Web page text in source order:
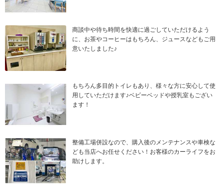
商談中や待ち時間を快適に過ごしていただけるよう
に、お茶やコーヒーはもちろん、ジュースなどもご用
意いたしました♪
もちろん多目的トイレもあり、様々な方に安心して使
用していただけます♪ベビーベッドや授乳室もござい
ます！
整備工場併設なので、購入後のメンテナンスや車検な
ども当店へお任せください！お客様のカーライフをお
助けします。